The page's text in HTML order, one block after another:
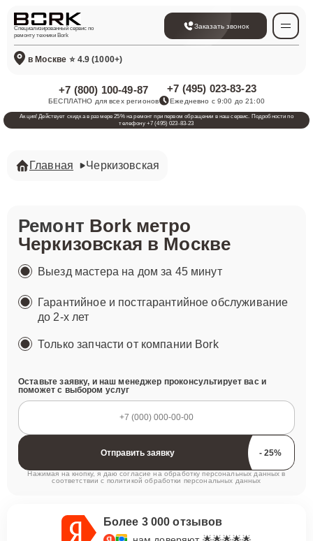
Специализированный сервис по
ремонту техники Bork
Заказать звонок
в Москве ⭐ 4.9 (1000+)
+7 (800) 100-49-87
БЕСПЛАТНО для всех регионов
+7 (495) 023-83-23
Ежедневно с 9:00 до 21:00
Акция! Действует скидка в размере 25% на ремонт при первом обращении в наш сервис. Подробности по
телефону +7 (495) 023-83-23
Главная Черкизовская
Ремонт Bork метро
Черкизовская в Москве
Выезд мастера на дом за 45 минут
Гарантийное и постгарантийное обслуживание
до 2-х лет
Только запчасти от компании Bork
Оставьте заявку, и наш менеджер проконсультирует вас и
поможет с выбором услуг
Отправить заявку
Нажимая на кнопку, я даю согласие на обработку персональных данных в
соответствии с политикой обработки персональных данных
Более 3 000 отзывов